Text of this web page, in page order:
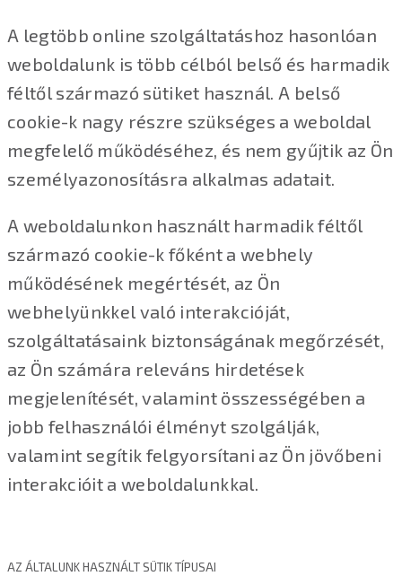
A legtöbb online szolgáltatáshoz hasonlóan
weboldalunk is több célból belső és harmadik
féltől származó sütiket használ. A belső
cookie-k nagy részre szükséges a weboldal
megfelelő működéséhez, és nem gyűjtik az Ön
személyazonosításra alkalmas adatait.
A weboldalunkon használt harmadik féltől
származó cookie-k főként a webhely
működésének megértését, az Ön
webhelyünkkel való interakcióját,
szolgáltatásaink biztonságának megőrzését,
az Ön számára releváns hirdetések
megjelenítését, valamint összességében a
jobb felhasználói élményt szolgálják,
valamint segítik felgyorsítani az Ön jövőbeni
interakcióit a weboldalunkkal.
AZ ÁLTALUNK HASZNÁLT SÜTIK TÍPUSAI